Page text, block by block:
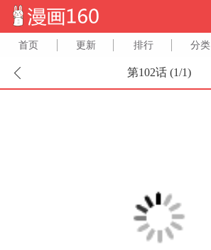
首页 更新 排行 分类
第102话 (1/1)